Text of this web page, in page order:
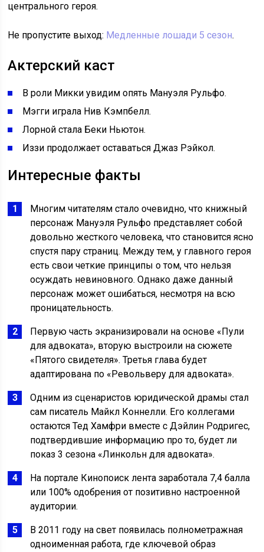
центрального героя.
Не пропустите выход: Медленные лошади 5 сезон.
Актерский каст
В роли Микки увидим опять Мануэля Рульфо.
Мэгги играла Нив Кэмпбелл.
Лорной стала Беки Ньютон.
Иззи продолжает оставаться Джаз Рэйкол.
Интересные факты
Многим читателям стало очевидно, что книжный
персонаж Мануэля Рульфо представляет собой
довольно жесткого человека, что становится ясно
спустя пару страниц. Между тем, у главного героя
есть свои четкие принципы о том, что нельзя
осуждать невиновного. Однако даже данный
персонаж может ошибаться, несмотря на всю
проницательность.
Первую часть экранизировали на основе «Пули
для адвоката», вторую выстроили на сюжете
«Пятого свидетеля». Третья глава будет
адаптирована по «Револьверу для адвоката».
Одним из сценаристов юридической драмы стал
сам писатель Майкл Коннелли. Его коллегами
остаются Тед Хамфри вместе с Дэйлин Родригес,
подтвердившие информацию про то, будет ли
показ 3 сезона «Линкольн для адвоката».
На портале Кинопоиск лента заработала 7,4 балла
или 100% одобрения от позитивно настроенной
аудитории.
В 2011 году на свет появилась полнометражная
одноименная работа, где ключевой образ